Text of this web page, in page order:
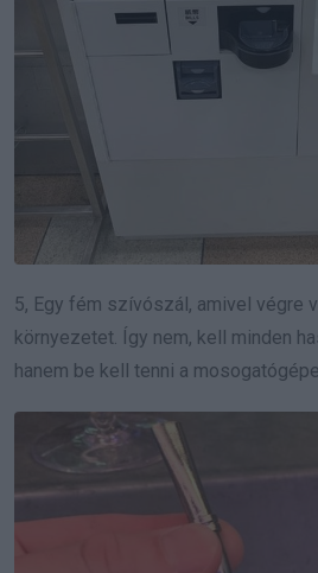
5, Egy fém szívószál, amivel végre
környezetet. Így nem, kell minden
hanem be kell tenni a